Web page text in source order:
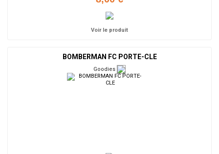
Voir le produit
BOMBERMAN FC PORTE-CLE
Goodies